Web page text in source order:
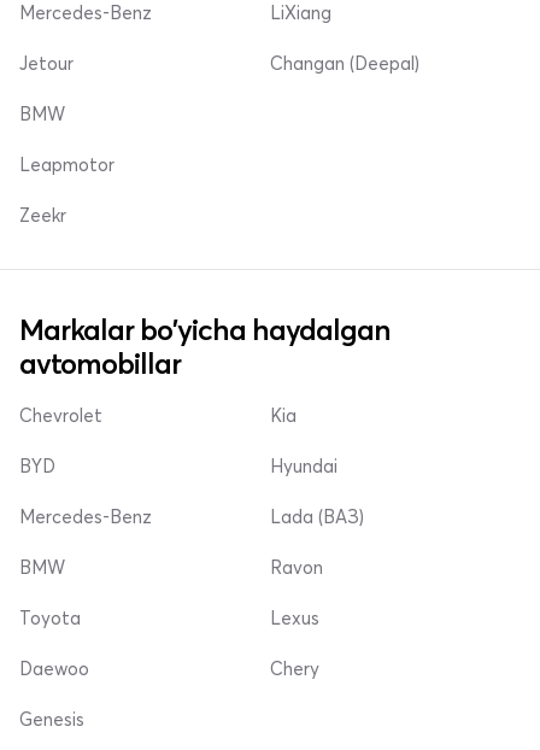
Mercedes-Benz
Jetour
LiXiang
Changan (Deepal)
BMW
Leapmotor
Zeekr
Markalar bo'yicha haydalgan
avtomobillar
Chevrolet
BYD
Mercedes-Benz
Kia
Hyundai
Lada (ВАЗ)
BMW
Toyota
Daewoo
Ravon
Lexus
Chery
Genesis